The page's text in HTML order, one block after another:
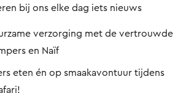
bij ons elke dag iets nieuws
verzorging met de vertrouwde
en Naïf
eten én op smaakavontuur tijdens